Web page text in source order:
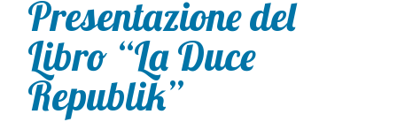
Presentazione del
Libro “La Duce
Republik”